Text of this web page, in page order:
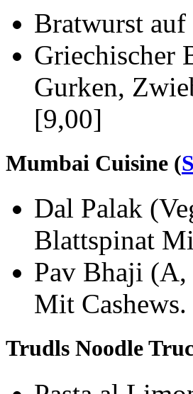
Bratwurst
Griechischer
Gurken,
[9,00]
Mumbai Cuisine (
Dal Palak
Blattspinat
Pav Bhaji (A,
Mit
Trudls Noodle